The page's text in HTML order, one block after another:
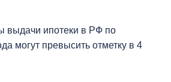
выдачи ипотеки в РФ по
могут превысить отметку в 4